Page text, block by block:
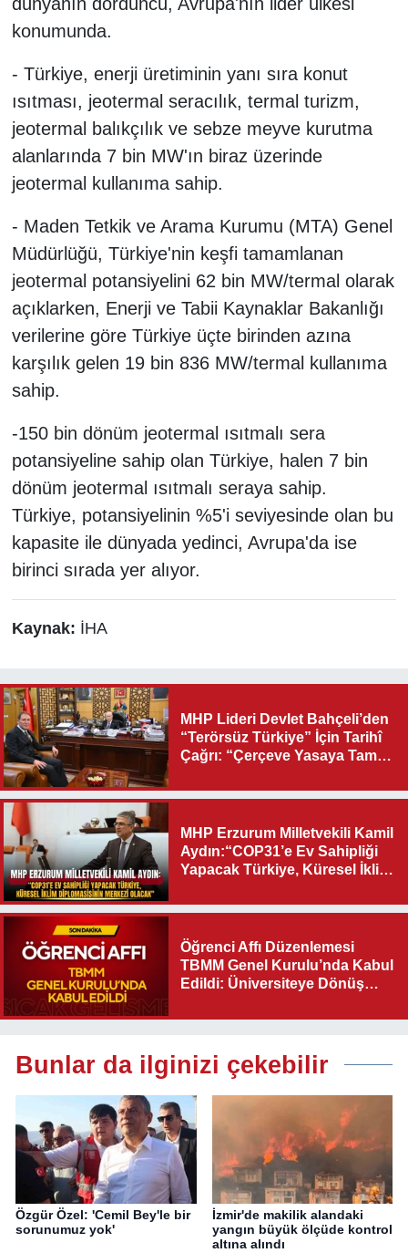
dünyanın dördüncü, Avrupa'nın lider ülkesi
konumunda.
- Türkiye, enerji üretiminin yanı sıra konut
ısıtması, jeotermal seracılık, termal turizm,
jeotermal balıkçılık ve sebze meyve kurutma
alanlarında 7 bin MW'ın biraz üzerinde
jeotermal kullanıma sahip.
- Maden Tetkik ve Arama Kurumu (MTA) Genel
Müdürlüğü, Türkiye'nin keşfi tamamlanan
jeotermal potansiyelini 62 bin MW/termal olarak
açıklarken, Enerji ve Tabii Kaynaklar Bakanlığı
verilerine göre Türkiye üçte birinden azına
karşılık gelen 19 bin 836 MW/termal kullanıma
sahip.
-150 bin dönüm jeotermal ısıtmalı sera
potansiyeline sahip olan Türkiye, halen 7 bin
dönüm jeotermal ısıtmalı seraya sahip.
Türkiye, potansiyelinin %5'i seviyesinde olan bu
kapasite ile dünyada yedinci, Avrupa'da ise
birinci sırada yer alıyor.
Kaynak: İHA
MHP Lideri Devlet Bahçeli’den
“Terörsüz Türkiye” İçin Tarihî
Çağrı: “Çerçeve Yasaya Tam
MHP Erzurum Milletvekili Kamil
Aydın:“COP31’e Ev Sahipliği
Yapacak Türkiye, Küresel İklim
Olacak"
Öğrenci Affı Düzenlemesi
TBMM Genel Kurulu’nda Kabul
Edildi: Üniversiteye Dönüş
Bunlar da ilginizi çekebilir
Özgür Özel: 'Cemil Bey'le bir
sorunumuz yok'
İzmir'de makilik alandaki
yangın büyük ölçüde kontrol
altına alındı